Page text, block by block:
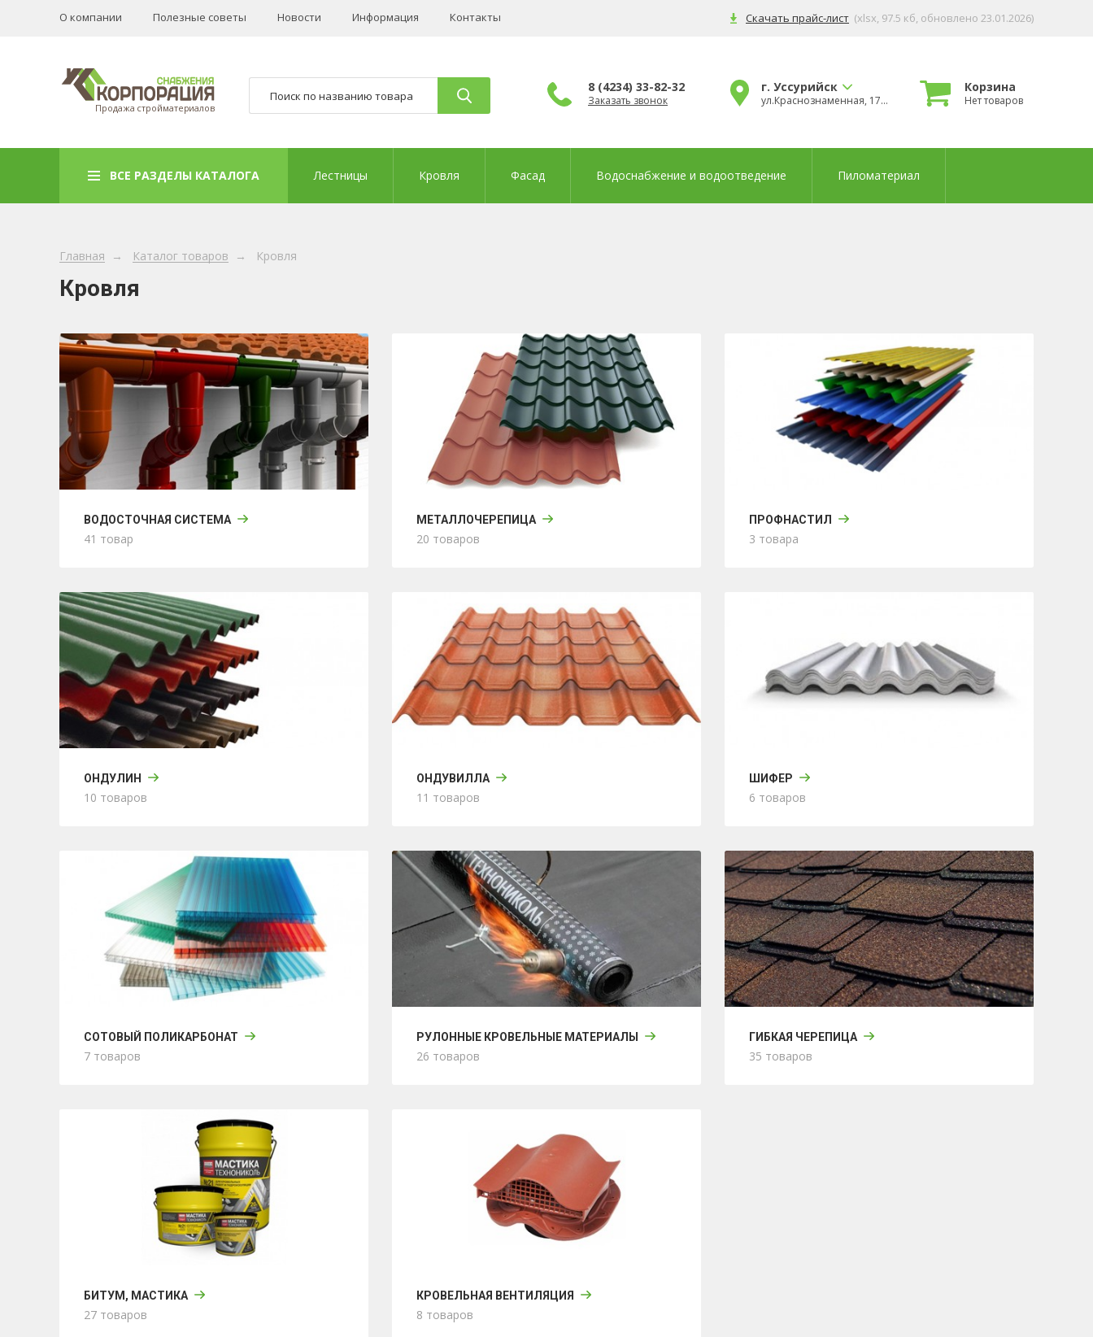
О компании Полезные советы Новости Информация Контакты Скачать прайс-лист (xlsx, 97.5 кб, обновлено 23.01.2026)
Продажа стройматериалов
8 (4234) 33-82-32
Заказать звонок
г. Уссурийск
ул.Краснознаменная, 178б
Корзина
Нет товаров
ВСЕ РАЗДЕЛЫ КАТАЛОГА Лестницы Кровля Фасад Водоснабжение и водоотведение Пиломатериал
Главная → Каталог товаров → Кровля
Кровля
ВОДОСТОЧНАЯ СИСТЕМА
41 товар
МЕТАЛЛОЧЕРЕПИЦА
20 товаров
ПРОФНАСТИЛ
3 товара
ОНДУЛИН
10 товаров
ОНДУВИЛЛА
11 товаров
ШИФЕР
6 товаров
СОТОВЫЙ ПОЛИКАРБОНАТ
7 товаров
РУЛОННЫЕ КРОВЕЛЬНЫЕ МАТЕРИАЛЫ
26 товаров
ГИБКАЯ ЧЕРЕПИЦА
35 товаров
БИТУМ, МАСТИКА
27 товаров
КРОВЕЛЬНАЯ ВЕНТИЛЯЦИЯ
8 товаров